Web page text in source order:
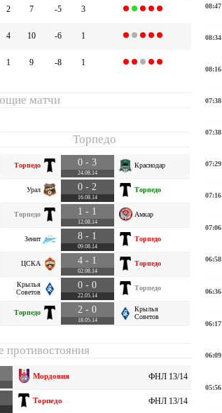
2 7 -5 3
4 10 -6 1
1 9 -8 1
матчи
Торпедо
Торпедо 0 - 3
24.08.14
Краснодар
Урал 0 - 2
16.08.14
Торпедо
Торпедо 1 - 1
12.08.14
Амкар
Зенит 8 - 1
09.08.14
Торпедо
ЦСКА 4 - 1
02.08.14
Торпедо
Крылья
Советов
0 - 0
22.05.14
Торпедо
Торпедо 2 - 0
18.05.14
Крылья
Советов
Мордовия ФНЛ 13/14
Торпедо ФНЛ 13/14
08:47
08:34
08:16
07:38
07:38
07:29
07:16
07:06
06:58
06:36
06:17
06:09
05:56